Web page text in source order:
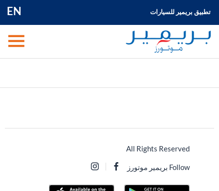
EN تطبيق بريمير للسيارات
All Rights Reserved
Follow بريمير موتورز